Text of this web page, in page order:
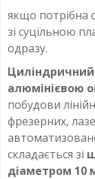
якщо потрібна
зі суцільною
одразу.
Циліндричний
алюмінієвою
побудови
фрезерних,
складається зі
діаметром 10